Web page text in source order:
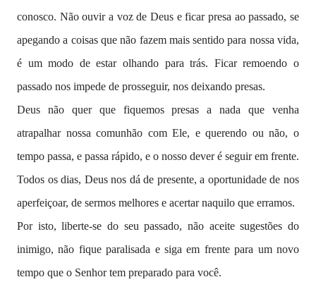
conosco. Não ouvir a voz de Deus e ficar presa ao passado, se
apegando a coisas que não fazem mais sentido para nossa vida,
é um modo de estar olhando para trás. Ficar remoendo o
passado nos impede de prosseguir, nos deixando presas.
Deus não quer que fiquemos presas a nada que venha
atrapalhar nossa comunhão com Ele, e querendo ou não, o
tempo passa, e passa rápido, e o nosso dever é seguir em frente.
Todos os dias, Deus nos dá de presente, a oportunidade de nos
aperfeiçoar, de sermos melhores e acertar naquilo que erramos.
Por isto, liberte-se do seu passado, não aceite sugestões do
inimigo, não fique paralisada e siga em frente para um novo
tempo que o Senhor tem preparado para você.